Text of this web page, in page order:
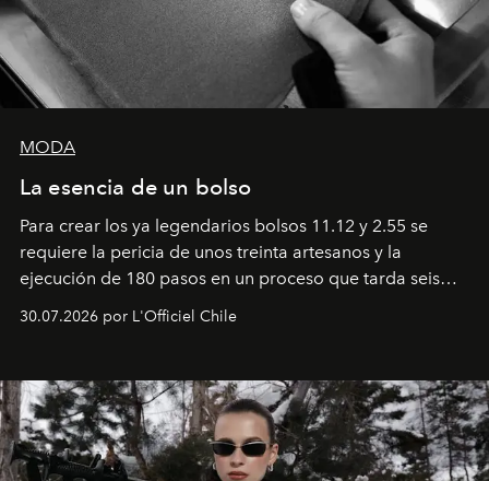
MODA
La esencia de un bolso
Para crear los ya legendarios bolsos 11.12 y 2.55 se
requiere la pericia de unos treinta artesanos y la
ejecución de 180 pasos en un proceso que tarda seis
semanas. Los expertos ponen en práctica una técnica
que se enseña solamente en la escuela de formación de
30.07.2026 por L'Officiel Chile